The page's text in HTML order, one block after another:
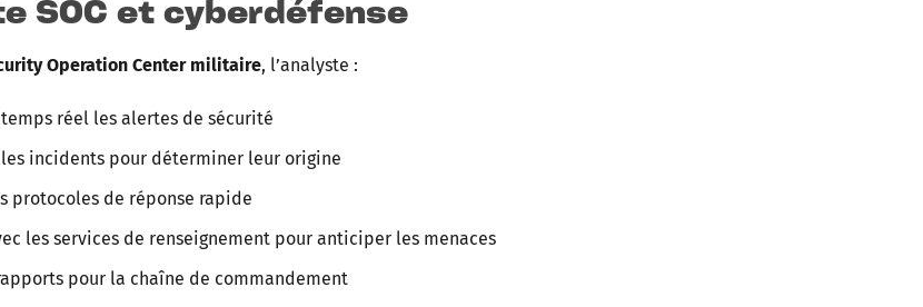
SOC et cyberdéfense
Operation Center militaire, l’analyste :
réel les alertes de sécurité
les incidents pour déterminer leur origine
protocoles de réponse rapide
les services de renseignement pour anticiper les menaces
pour la chaîne de commandement